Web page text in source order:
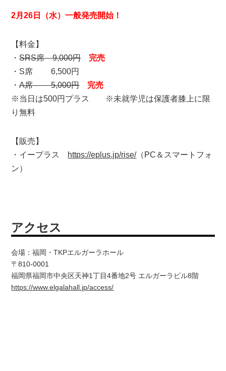
2月26日（水）一般発売開始！
【料金】
・SRS席 9,000円
完売
・S席 6,500円
・A席 5,000円
完売
※当日は500円プラス ※未就学児は保護者膝上に限
り無料
【販売】
・イープラス https://eplus.jp/rise/（PC＆スマートフォ
ン）
アクセス
会場：福岡・TKPエルガーラホール
〒810-0001
福岡県福岡市中央区天神1丁目4番地2号 エルガーラビル8階
https://www.elgalahall.jp/access/